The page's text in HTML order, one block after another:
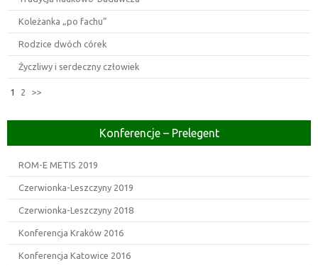
Koleżanka „po fachu”
Rodzice dwóch córek
Życzliwy i serdeczny człowiek
1 2 >>
Konferencje – Prelegent
ROM-E METIS 2019
Czerwionka-Leszczyny 2019
Czerwionka-Leszczyny 2018
Konferencja Kraków 2016
Konferencja Katowice 2016